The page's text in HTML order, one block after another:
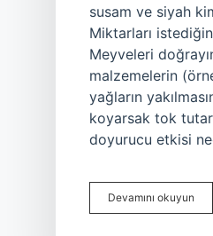
susam ve siyah
Miktarları
Meyveleri
malzemelerin
yağların
koyarsak tok
doyurucu etkisi
Devamını okuyun
Içine